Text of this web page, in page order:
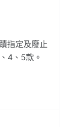
指定及廢止
4、5款。